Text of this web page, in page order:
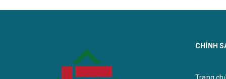
Bộ ảnh gỗ treo tường
CHÍNH